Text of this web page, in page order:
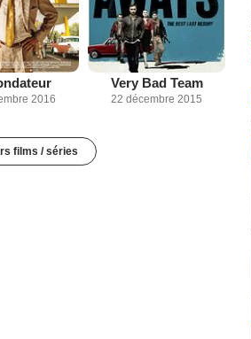
2016
Very Bad Team
22 décembre 2015
films / séries